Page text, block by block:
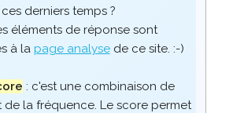
derniers temps ?
éléments de réponse sont
à la page analysede ce site. :-)
: c'est une combinaison de
de la fréquence. Le score permet